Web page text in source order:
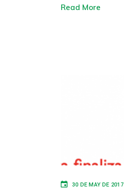
Read More
30 DE MAY DE 2017